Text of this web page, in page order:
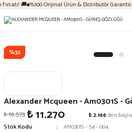
🚚 %100 Orijinal Ürün & Distribütör
%32
Alexander Mcqueen - Am0301S -
₺ 16.573₺ 11.270 ₺ 2.166den
Stok Kodu
AM0301S - 54 - 004